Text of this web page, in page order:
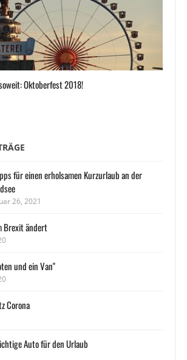
Oktoberfest 2018!
für einen erholsamen Kurzurlaub an der
26, 2021
Brexit ändert
und ein Van"
Corona
Auto für den Urlaub